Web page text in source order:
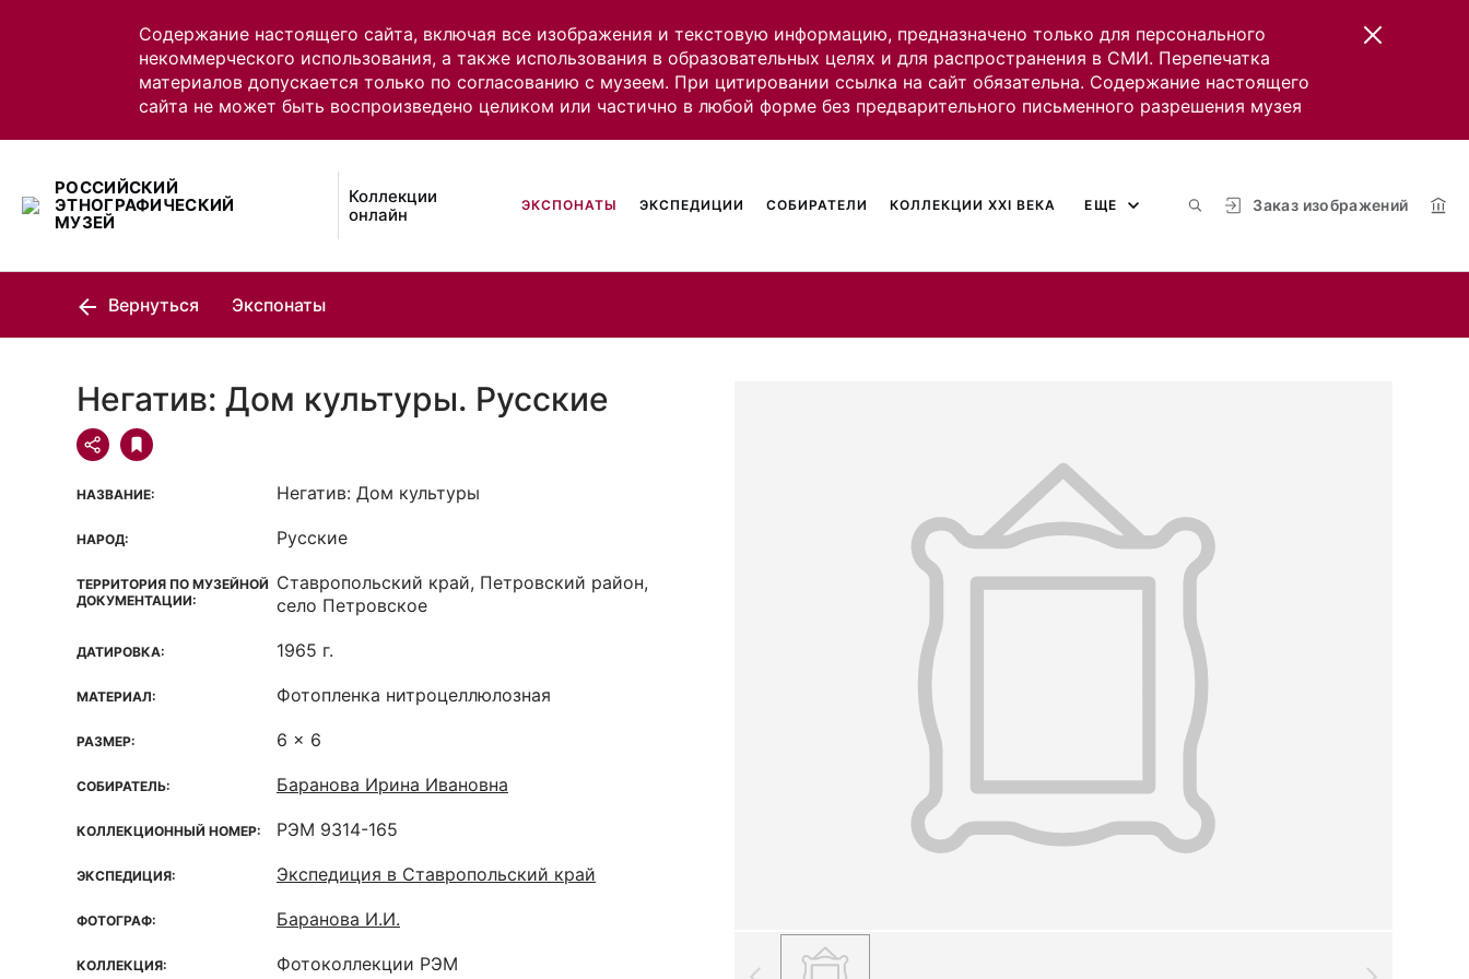
Содержание настоящего сайта, включая все изображения и текстовую информацию, предназначено только для персонального
некоммерческого использования, а также использования в образовательных целях и для распространения в СМИ. Перепечатка
материалов допускается только по согласованию с музеем. При цитировании ссылка на сайт обязательна. Содержание настоящего
сайта не может быть воспроизведено целиком или частично в любой форме без предварительного письменного разрешения музея
РОССИЙСКИЙ
ЭТНОГРАФИЧЕСКИЙ
МУЗЕЙ
Коллекции
онлайн
Заказ изображений
ЭКСПОНАТЫ ЭКСПЕДИЦИИ СОБИРАТЕЛИ КОЛЛЕКЦИИ XXI ВЕКА ЕЩЕ
Вернуться Экспонаты
Негатив: Дом культуры. Русские
НАЗВАНИЕ: Негатив: Дом культуры
НАРОД: Русские
ТЕРРИТОРИЯ ПО МУЗЕЙНОЙ
ДОКУМЕНТАЦИИ:
Ставропольский край, Петровский район,
село Петровское
ДАТИРОВКА: 1965 г.
МАТЕРИАЛ: Фотопленка нитроцеллюлозная
РАЗМЕР: 6 x 6
СОБИРАТЕЛЬ: Баранова Ирина Ивановна
КОЛЛЕКЦИОННЫЙ НОМЕР: РЭМ 9314-165
ЭКСПЕДИЦИЯ: Экспедиция в Ставропольский край
ФОТОГРАФ: Баранова И.И.
КОЛЛЕКЦИЯ: Фотоколлекции РЭМ